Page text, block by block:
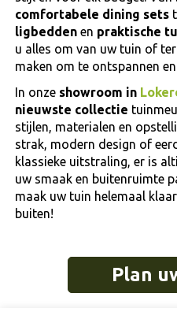
comfortabele dining sets
ligbedden en praktische
u alles om van uw tuin of
maken om te ontspannen
In onze showroom in
nieuwste collectie
stijlen, materialen en
strak, modern design of
klassieke uitstraling, er is
uw smaak en buitenruimte
maak uw tuin helemaal
buiten!
Plan